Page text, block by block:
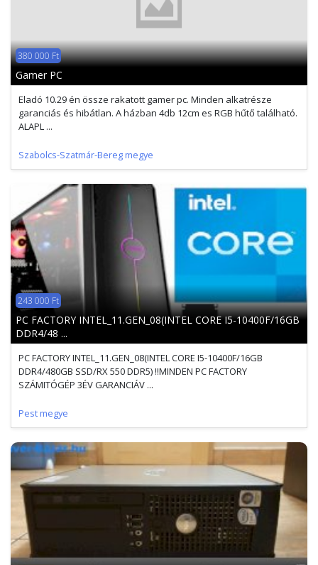
380 000 Ft
Gamer PC
Eladó 10.29 én össze rakatott gamer pc. Minden alkatrésze
garanciás és hibátlan. A házban 4db 12cm es RGB hűtő található.
ALAPL ...
Szabolcs-Szatmár-Bereg megye
243 000 Ft
PC FACTORY INTEL_11.GEN_08(INTEL CORE I5-10400F/16GB
DDR4/48 ...
PC FACTORY INTEL_11.GEN_08(INTEL CORE I5-10400F/16GB
DDR4/480GB SSD/RX 550 DDR5) !!MINDEN PC FACTORY
SZÁMITÓGÉP 3ÉV GARANCIÁV ...
Pest megye